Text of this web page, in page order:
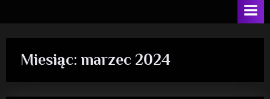
Miesiąc: marzec 2024